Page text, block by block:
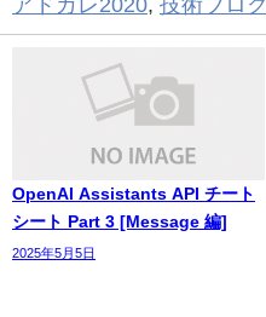
アドカレ2020, 技術ブログ
OpenAI Assistants API チート
シート Part 3 [Message 編]
2025年5月5日